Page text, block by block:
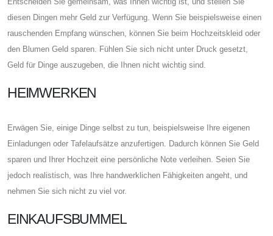
diesen Dingen mehr Geld zur Verfügung. Wenn Sie beispielsweise einen
rauschenden Empfang wünschen, können Sie beim Hochzeitskleid oder
den Blumen Geld sparen. Fühlen Sie sich nicht unter Druck gesetzt,
Geld für Dinge auszugeben, die Ihnen nicht wichtig sind.
HEIMWERKEN
Erwägen Sie, einige Dinge selbst zu tun, beispielsweise Ihre eigenen
Einladungen oder Tafelaufsätze anzufertigen. Dadurch können Sie Geld
sparen und Ihrer Hochzeit eine persönliche Note verleihen. Seien Sie
jedoch realistisch, was Ihre handwerklichen Fähigkeiten angeht, und
nehmen Sie sich nicht zu viel vor.
EINKAUFSBUMMEL